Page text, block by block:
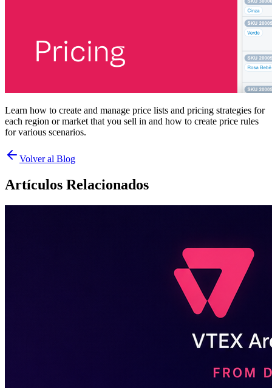
Learn how to create and manage price lists and pricing strategies for
each region or market that you sell in and how to create price rules
for various scenarios.
Volver al Blog
Artículos Relacionados